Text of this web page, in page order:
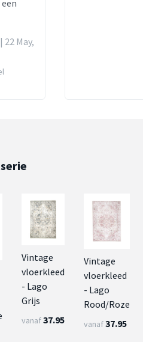
May,
Vintage
vloerkleed
- Lago
Grijs
vanaf37.95
Vintage
vloerkleed
- Lago
Rood/Roze
vanaf37.95